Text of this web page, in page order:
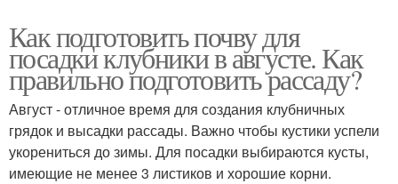
Как подготовить почву для
посадки клубники в августе. Как
правильно подготовить рассаду?
Август - отличное время для создания клубничных
грядок и высадки рассады. Важно чтобы кустики успели
укорениться до зимы. Для посадки выбираются кусты,
имеющие не менее 3 листиков и хорошие корни.